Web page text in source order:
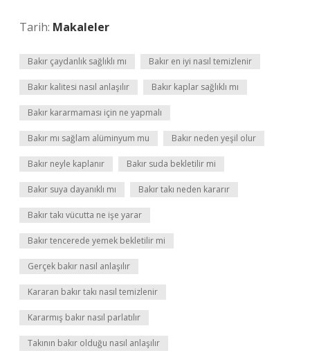
Tarih: Makaleler
Bakır çaydanlık sağlıklı mı Bakır en iyi nasıl temizlenir
Bakır kalitesi nasıl anlaşılır Bakır kaplar sağlıklı mı
Bakır kararmaması için ne yapmalı
Bakır mı sağlam alüminyum mu Bakır neden yeşil olur
Bakır neyle kaplanır Bakır suda bekletilir mi
Bakır suya dayanıklı mı Bakır takı neden kararır
Bakır takı vücutta ne işe yarar
Bakır tencerede yemek bekletilir mi
Gerçek bakır nasıl anlaşılır
Kararan bakır takı nasıl temizlenir
Kararmış bakır nasıl parlatılır
Takının bakır olduğu nasıl anlaşılır